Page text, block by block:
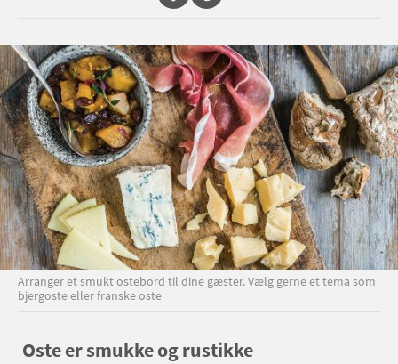
Arranger et smukt ostebord til dine gæster. Vælg gerne et tema som
bjergoste eller franske oste
Oste er smukke og rustikke